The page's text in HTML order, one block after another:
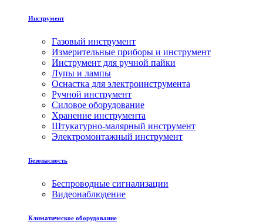
Инструмент
Газовый инструмент
Измерительные приборы и инструмент
Инструмент для ручной пайки
Лупы и лампы
Оснастка для электроинструмента
Ручной инструмент
Силовое оборудование
Хранение инструмента
Штукатурно-малярный инструмент
Электромонтажный инструмент
Безопасность
Беспроводные сигнализации
Видеонаблюдение
Климатическое оборудование